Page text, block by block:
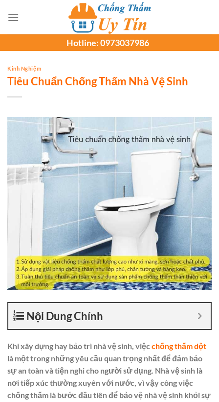
đến
Hotline:0973037986
Kinh Nghiệm
Tiêu Chuẩn Chống Thấm Nhà Vệ Sinh
Nội Dung Chính
Khi xây dựng hay bảo trì nhà vệ sinh, việcchống thấm dột
là một trong những yêu cầu quan trọng nhất để đảm bảo
sự an toàn và tiện nghi cho người sử dụng. Nhà vệ sinh là
nơi tiếp xúc thường xuyên với nước, vì vậy công việc
chống thấm là bước đầu tiên để bảo vệ nhà vệ sinh khỏi sự